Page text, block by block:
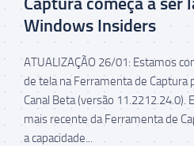
Windows Insiders
ATUALIZAÇÃO 26/01: Estamos
de tela na Ferramenta de Captura
Canal Beta (versão 11.2212.24.0).
mais recente da Ferramenta de
a capacidade...